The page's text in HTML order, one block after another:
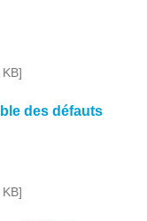
des défauts